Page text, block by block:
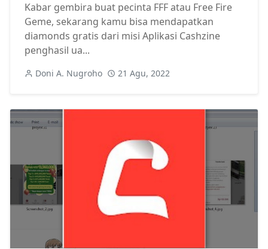
Kabar gembira buat pecinta FFF atau Free Fire
Geme, sekarang kamu bisa mendapatkan
diamonds gratis dari misi Aplikasi Cashzine
penghasil ua...
Doni A. Nugroho 21 Agu, 2022